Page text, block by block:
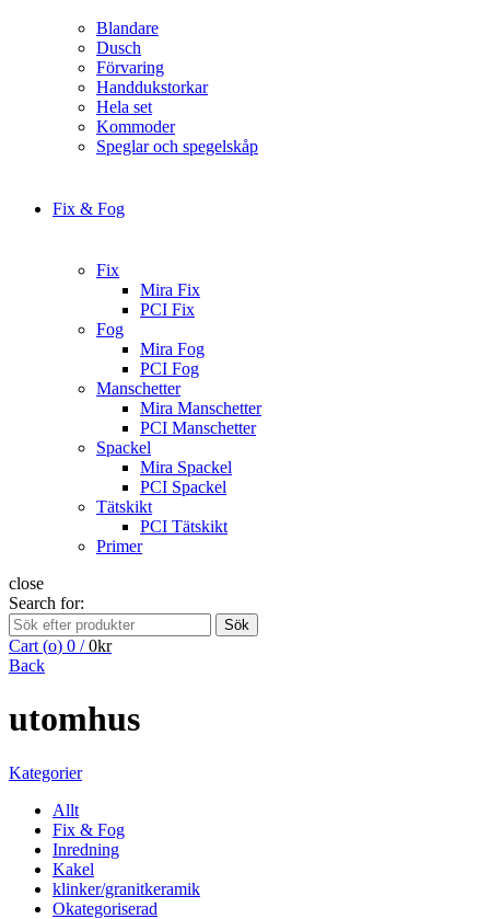
Blandare
Dusch
Förvaring
Handdukstorkar
Hela set
Kommoder
Speglar och spegelskåp
Fix & Fog
Fix
Mira Fix
PCI Fix
Fog
Mira Fog
PCI Fog
Manschetter
Mira Manschetter
PCI Manschetter
Spackel
Mira Spackel
PCI Spackel
Tätskikt
PCI Tätskikt
Primer
close
Search for:
Sök
Cart (o) 0 / 0kr
Back
utomhus
Kategorier
Allt
Fix & Fog
Inredning
Kakel
klinker/granitkeramik
Okategoriserad